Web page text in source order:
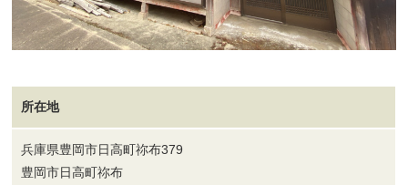
所在地
兵庫県豊岡市日高町祢布379
豊岡市日高町祢布